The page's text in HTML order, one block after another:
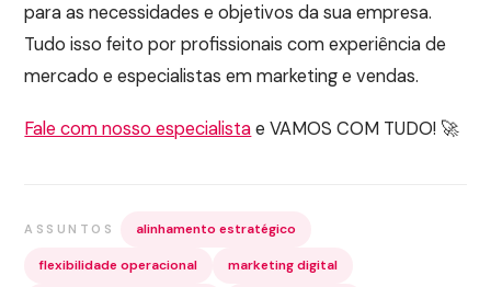
para as necessidades e objetivos da sua empresa.
Tudo isso feito por profissionais com experiência de
mercado e especialistas em marketing e vendas.
Fale com nosso especialistae VAMOS COM TUDO! 🚀
ASSUNTOS alinhamento estratégico
flexibilidade operacional marketing digital